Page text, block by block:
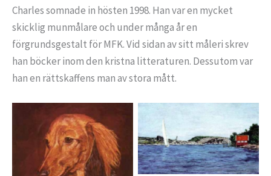
Charles somnade in hösten 1998. Han var en mycket
skicklig munmålare och under många år en
förgrundsgestalt för MFK. Vid sidan av sitt måleri skrev
han böcker inom den kristna litteraturen. Dessutom var
han en rättskaffens man av stora mått.